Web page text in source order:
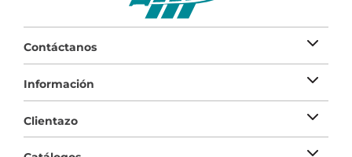
Contáctanos
Información
Clientazo